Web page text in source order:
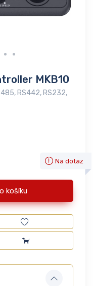
MKB10
RS442, RS232,
Na dotaz
košíku